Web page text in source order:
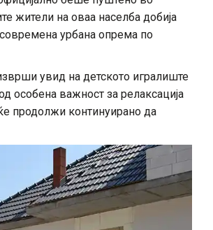
жители на оваа населба добија
урбана опрема по
увид на детското игралиште
особена важност за релаксација
продолжи континуирано да